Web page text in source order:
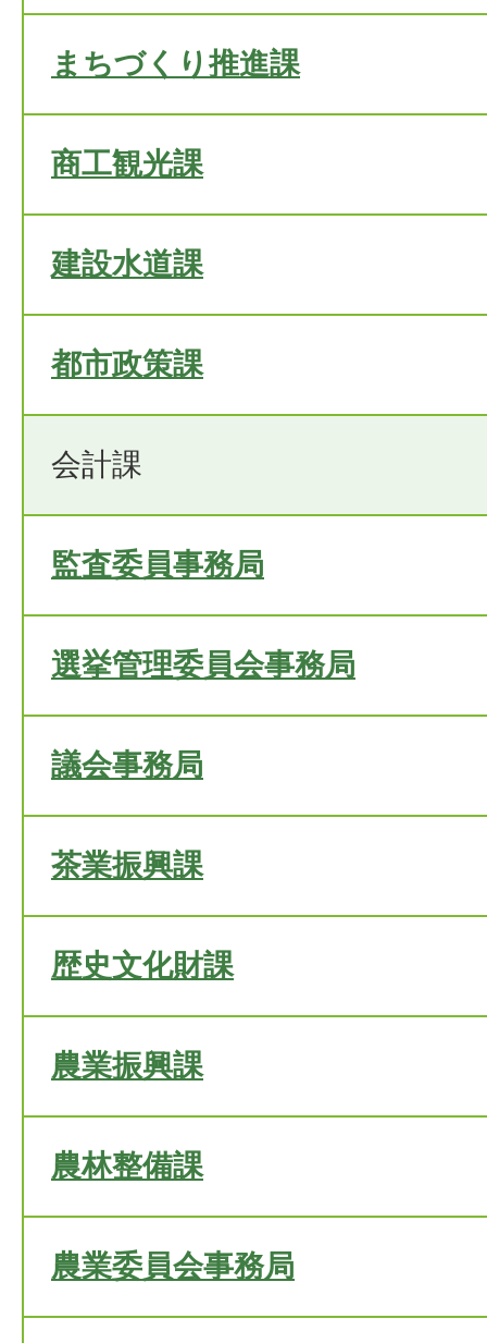
まちづくり推進課
商工観光課
建設水道課
都市政策課
会計課
監査委員事務局
選挙管理委員会事務局
議会事務局
茶業振興課
歴史文化財課
農業振興課
農林整備課
農業委員会事務局